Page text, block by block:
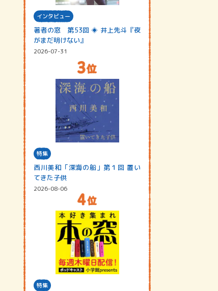
インタビュー
著者の窓 第53回 ◈ 井上先斗『夜
がまだ明けない』
2026-07-31
特集
西川美和「深海の船」第１回 置い
てきた子供
2026-08-06
特集